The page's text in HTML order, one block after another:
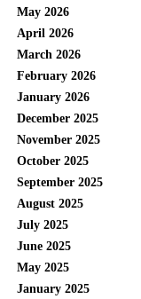
May 2026
April 2026
March 2026
February 2026
January 2026
December 2025
November 2025
October 2025
September 2025
August 2025
July 2025
June 2025
May 2025
January 2025